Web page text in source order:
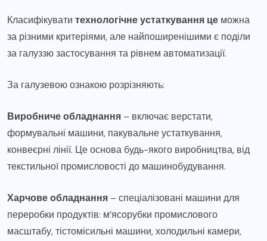
Класифікувати технологічне устаткування це можна
за різними критеріями, але найпоширенішими є поділи
за галуззю застосування та рівнем автоматизації.
За галузевою ознакою розрізняють:
Виробниче обладнання – включає верстати,
формувальні машини, пакувальне устаткування,
конвеєрні лінії. Це основа будь-якого виробництва, від
текстильної промисловості до машинобудування.
Харчове обладнання – спеціалізовані машини для
переробки продуктів: м’ясорубки промислового
масштабу, тістомісильні машини, холодильні камери,